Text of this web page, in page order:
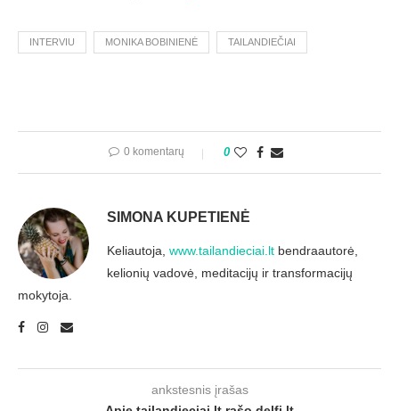
INTERVIU MONIKA BOBINIENĖ TAILANDIEČIAI
0 komentarų 0
SIMONA KUPETIENĖ
Keliautoja, www.tailandieciai.lt bendraautorė,
kelionių vadovė, meditacijų ir transformacijų
mokytoja.
ankstesnis įrašas